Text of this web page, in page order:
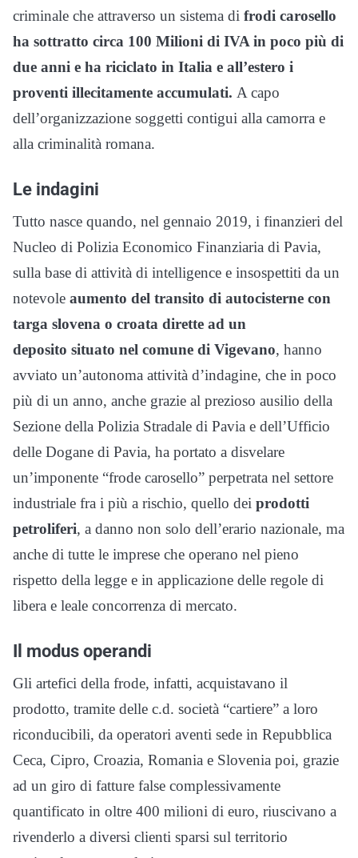
criminale che attraverso un sistema di frodi carosello
ha sottratto circa 100 Milioni di IVA in poco più di
due anni e ha riciclato in Italia e all’estero i
proventi illecitamente accumulati. A capo
dell’organizzazione soggetti contigui alla camorra e
alla criminalità romana.
Le indagini
Tutto nasce quando, nel gennaio 2019, i finanzieri del
Nucleo di Polizia Economico Finanziaria di Pavia,
sulla base di attività di intelligence e insospettiti da un
notevole aumento del transito di autocisterne con
targa slovena o croata dirette ad un
deposito situato nel comune di Vigevano, hanno
avviato un’autonoma attività d’indagine, che in poco
più di un anno, anche grazie al prezioso ausilio della
Sezione della Polizia Stradale di Pavia e dell’Ufficio
delle Dogane di Pavia, ha portato a disvelare
un’imponente “frode carosello” perpetrata nel settore
industriale fra i più a rischio, quello dei prodotti
petroliferi, a danno non solo dell’erario nazionale, ma
anche di tutte le imprese che operano nel pieno
rispetto della legge e in applicazione delle regole di
libera e leale concorrenza di mercato.
Il modus operandi
Gli artefici della frode, infatti, acquistavano il
prodotto, tramite delle c.d. società “cartiere” a loro
riconducibili, da operatori aventi sede in Repubblica
Ceca, Cipro, Croazia, Romania e Slovenia poi, grazie
ad un giro di fatture false complessivamente
quantificato in oltre 400 milioni di euro, riuscivano a
rivenderlo a diversi clienti sparsi sul territorio